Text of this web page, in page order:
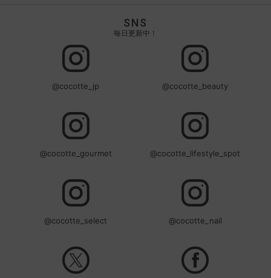
SNS
毎日更新中！
@cocotte_jp @cocotte_beauty
@cocotte_gourmet @cocotte_lifestyle_spot
@cocotte_select @cocotte_nail